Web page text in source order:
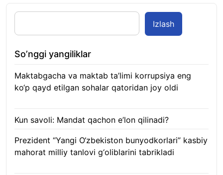
Izlash
So’nggi yangiliklar
Maktabgacha va maktab ta’limi korrupsiya eng
ko‘p qayd etilgan sohalar qatoridan joy oldi
Kun savoli: Mandat qachon e’lon qilinadi?
Prezident “Yangi O‘zbekiston bunyodkorlari” kasbiy
mahorat milliy tanlovi g‘oliblarini tabrikladi